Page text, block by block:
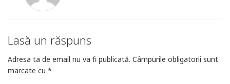
Lasă un răspuns
Adresa ta de email nu va fi publicată. Câmpurile obligatorii sunt
marcate cu *